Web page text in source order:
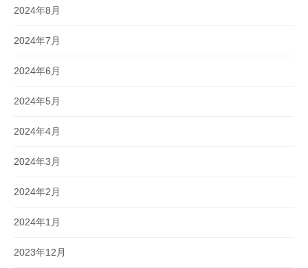
2024年8月
2024年7月
2024年6月
2024年5月
2024年4月
2024年3月
2024年2月
2024年1月
2023年12月